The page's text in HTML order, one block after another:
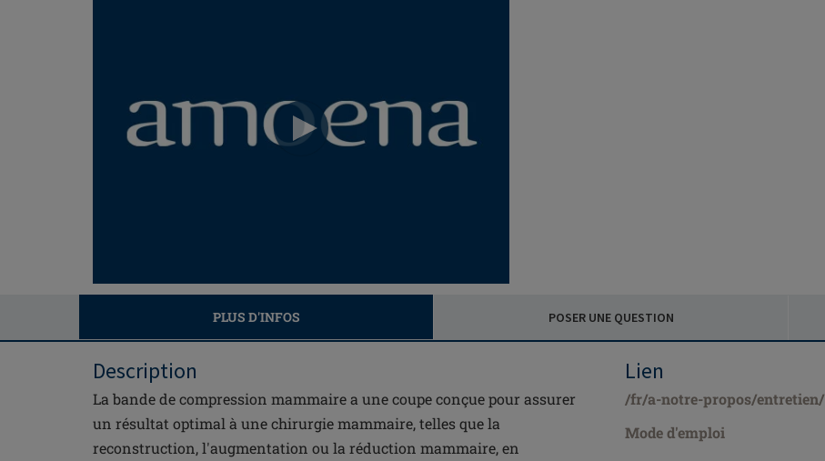
PLUS D'INFOS POSER UNE QUESTION
Description
La bande de compression mammaire a une coupe conçue pour assurer
un résultat optimal à une chirurgie mammaire, telles que la
reconstruction, l'augmentation ou la réduction mammaire, en
Lien
/fr/a-notre-propos/entretien/
Mode d'emploi